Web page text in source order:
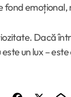
fond emoțional,
Dacă
un lux –